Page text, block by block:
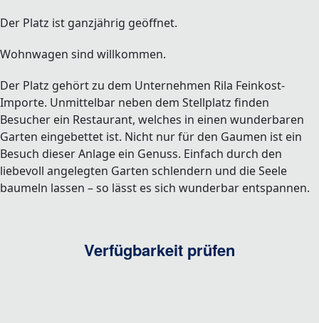
Der Platz ist ganzjährig geöffnet.
Wohnwagen sind willkommen.
Der Platz gehört zu dem Unternehmen Rila Feinkost-
Importe. Unmittelbar neben dem Stellplatz finden
Besucher ein Restaurant, welches in einen wunderbaren
Garten eingebettet ist. Nicht nur für den Gaumen ist ein
Besuch dieser Anlage ein Genuss. Einfach durch den
liebevoll angelegten Garten schlendern und die Seele
baumeln lassen – so lässt es sich wunderbar entspannen.
Verfügbarkeit prüfen